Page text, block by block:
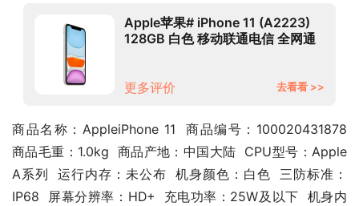
Apple苹果# iPhone 11 (A2223)
128GB 白色 移动联通电信 全网通
更多评价 去看看 >>
商品名称：AppleiPhone 11  商品编号：100020431878
商品毛重：1.0kg  商品产地：中国大陆  CPU型号：Apple
A系列  运行内存：未公布  机身颜色：白色  三防标准：
IP68  屏幕分辨率：HD+  充电功率：25W及以下  机身内